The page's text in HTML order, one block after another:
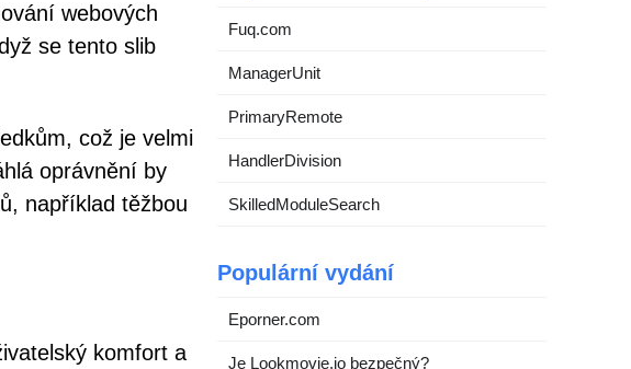
webových
se tento slib
což je velmi
oprávnění by
například těžbou
komfort a
Fuq.com
ManagerUnit
PrimaryRemote
HandlerDivision
SkilledModuleSearch
Populární vydání
Eporner.com
Je Lookmovie.io bezpečný?